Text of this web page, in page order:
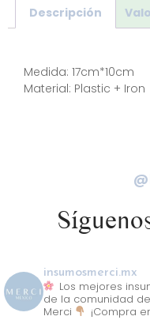
Descripción
Medida: 17cm*10cm
Material: Plastic + Iron
insumosmerci.mx
Los mejores
de la comunidad
Merci
¡Compra